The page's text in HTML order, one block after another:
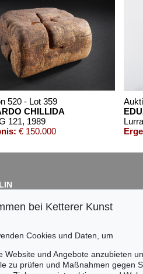
520 - Lot 359
CHILLIDA
121, 1989
€ 150.000
425 - Lot 855
CHILLIDA
Auktion
70
(0)30 88 67 53-63
bei Ketterer Kunst
Cookies und Daten, um
Website und Angebote anzubieten
zu prüfen und Maßnahmen gegen